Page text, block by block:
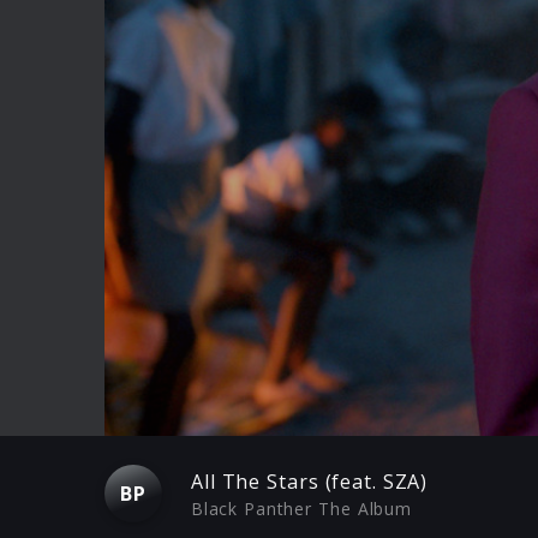
Play
BP All The Stars (feat. SZA)
Black Panther The Album